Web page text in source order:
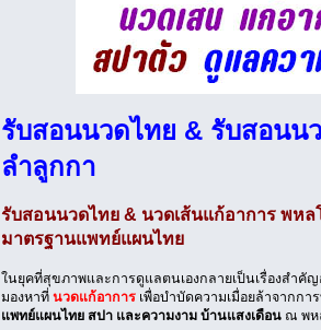
รับสอนนวดไทย & รับสอนน
ลำลูกกา
รับสอนนวดไทย & นวดเส้นแก้อาการ พห
มาตรฐานแพทย์แผนไทย
ในยุคที่สุขภาพและการดูแลตนเองกลายเป็นเรื่องสำคั
มองหาที่ นวดแก้อาการเพื่อบำบัดความเมื่อยล้าจากกา
แพทย์แผนไทย สปา และความงาม บ้านแสงเดือนณ พห